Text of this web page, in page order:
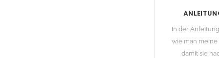
In der
wie man
damit sie